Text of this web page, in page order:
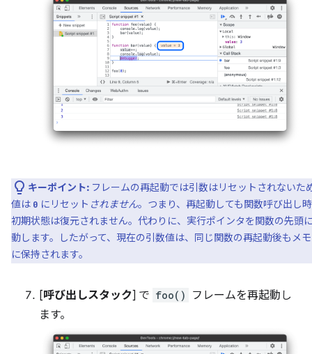
キーポイント: フレームの再起動では引数はリセットされないた
値は 0 にリセット されません。つまり、再起動しても関数呼び出し
初期状態は復元されません。代わりに、実行ポインタを関数の先頭
動します。したがって、現在の引数値は、同じ関数の再起動後もメ
に保持されます。
[呼び出しスタック] で foo()
フレームを再起動し
ます。